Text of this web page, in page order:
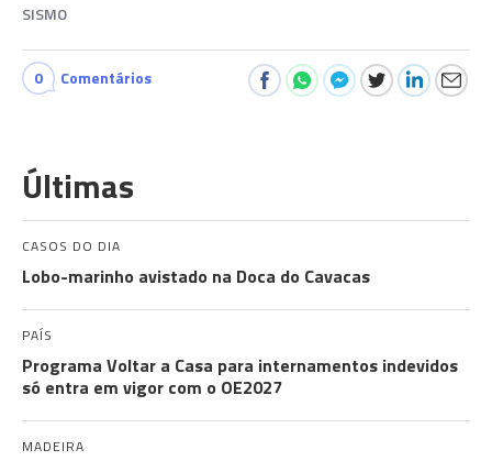
SISMO
0 Comentários
Últimas
CASOS DO DIA
Lobo-marinho avistado na Doca do Cavacas
PAÍS
Programa Voltar a Casa para internamentos indevidos
só entra em vigor com o OE2027
MADEIRA